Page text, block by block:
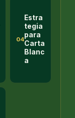
04
Estra
tegia
para
Carta
Blanc
a